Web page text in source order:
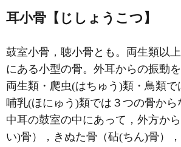
耳小骨【じしょうこつ】
鼓室小骨，聴小骨とも。両生類以
にある小型の骨。外耳からの振動を
両生類・爬虫(はちゅう)類・鳥類で
哺乳(ほにゅう)類では３つの骨から
中耳の鼓室の中にあって，外方か
い)骨），きぬた骨（砧(ちん)骨）